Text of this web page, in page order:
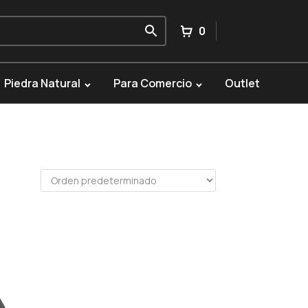
0
Piedra Natural Para Comercio Outlet